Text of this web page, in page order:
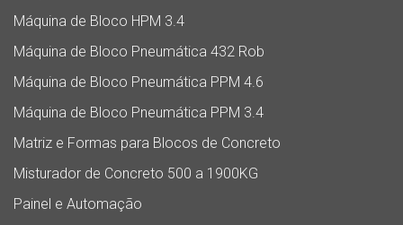
Máquina de Bloco HPM 3.4
Máquina de Bloco Pneumática 432 Rob
Máquina de Bloco Pneumática PPM 4.6
Máquina de Bloco Pneumática PPM 3.4
Matriz e Formas para Blocos de Concreto
Misturador de Concreto 500 a 1900KG
Painel e Automação